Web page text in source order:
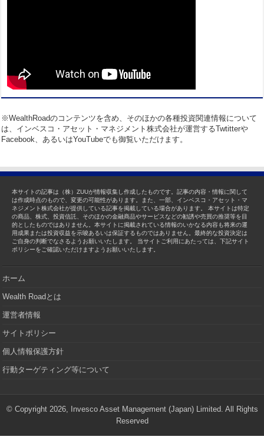
※WealthRoadのコンテンツを含め、そのほかの各種投資関連情報について
は、インベスコ・アセット・マネジメント株式会社が運営するTwtitterや
Facebook、あるいはYouTubeでも御覧いただけます。
本サイトの記事は（株）ZUUが情報収集し作成したものです。記事の内容・情報に関して
は作成時点のもので、変更の可能性があります。また、一部、インベスコ・アセット・マ
ネジメント株式会社が提供している記事を掲載している場合があります。 本サイトは特定
の商品、株式、投資信託、そのほかの金融商品やサービスなどの勧誘や売買の推奨等を目
的としたものではありません。本サイトに掲載されている情報のいかなる内容も将来の運
用成果または投資収益を示唆あるいは保証するものではありません。最終的な投資決定は
ご自身の判断でなさるようお願いいたします。 当サイトご利用にあたっては、下記サイト
ポリシーをご確認いただけますようお願いいたします。
ホーム
Wealth Roadとは
運営者情報
サイトポリシー
個人情報保護方針
行動ターゲティング等について
© Copyright 2026, Invesco Asset Management (Japan) Limited. All Rights
Reserved